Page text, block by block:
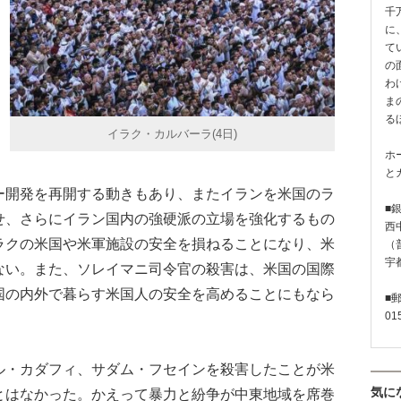
イラク・カルバーラ(4日)
発を再開する動きもあり、またイランを米国のラ
さらにイラン国内の強硬派の立場を強化するもの
の米国や米軍施設の安全を損ねることになり、米
。また、ソレイマニ司令官の殺害は、米国の国際
内外で暮らす米国人の安全を高めることにもなら
カダフィ、サダム・フセインを殺害したことが米
なかった。かえって暴力と紛争が中東地域を席巻
千
に
て
の
わ
ま
る
ホ
と
■
西
宇
■
気に